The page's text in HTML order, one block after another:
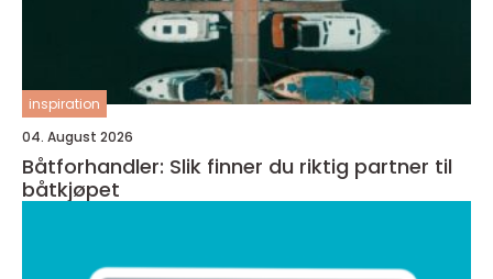
inspiration
04. August 2026
Båtforhandler: Slik finner du riktig partner til
båtkjøpet